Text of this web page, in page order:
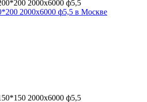
2000х6000 ф5,5 в Москве